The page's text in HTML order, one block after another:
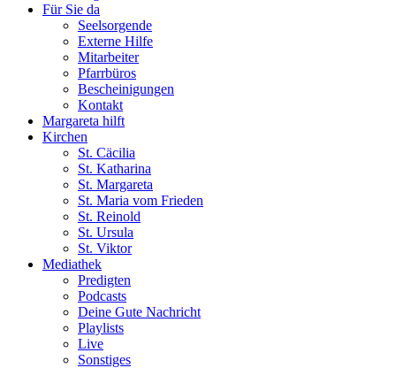
Für Sie da
Seelsorgende
Externe Hilfe
Mitarbeiter
Pfarrbüros
Bescheinigungen
Kontakt
Margareta hilft
Kirchen
St. Cäcilia
St. Katharina
St. Margareta
St. Maria vom Frieden
St. Reinold
St. Ursula
St. Viktor
Mediathek
Predigten
Podcasts
Deine Gute Nachricht
Playlists
Live
Sonstiges